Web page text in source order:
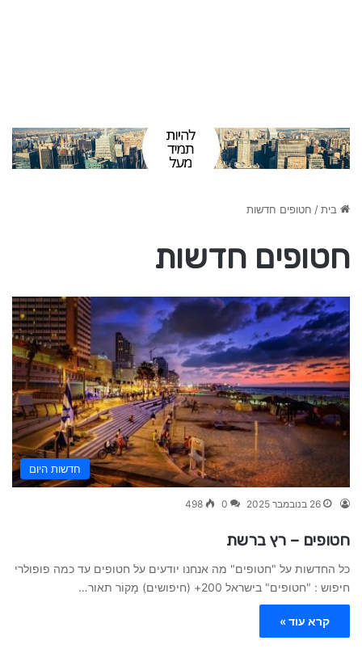
בית/ חטופים חדשות
חטופים חדשות
חדשות היום
26 בנובמבר 2025 0
498
חטופים – רץ ברשת
כל החדשות על "חטופים" מה אנחנו יודעים על חטופים עד כמה פופולרי
חיפוש : "חטופים" בישראל 200+ (חיפושים) מָקוֹר תאור…
קרא עוד »